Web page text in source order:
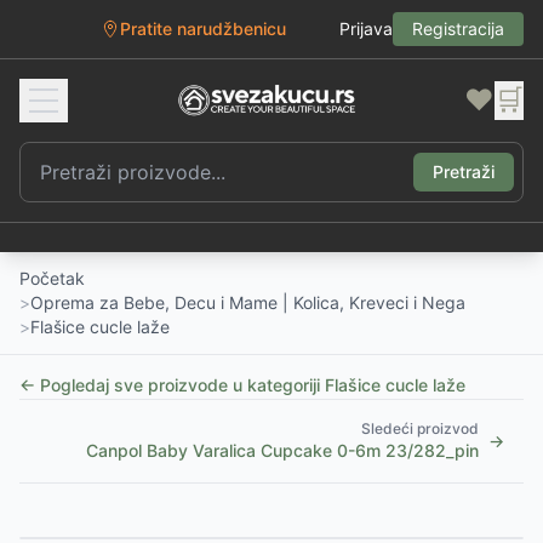
Pratite narudžbenicu Prijava Registracija
❤️ 🛒
Pretraži
Početak
>Oprema za Bebe, Decu i Mame | Kolica, Kreveci i Nega
>Flašice cucle laže
← Pogledaj sve proizvode u kategoriji Flašice cucle laže
Sledeći proizvod
Canpol Baby Varalica Cupcake 0-6m 23/282_pin →